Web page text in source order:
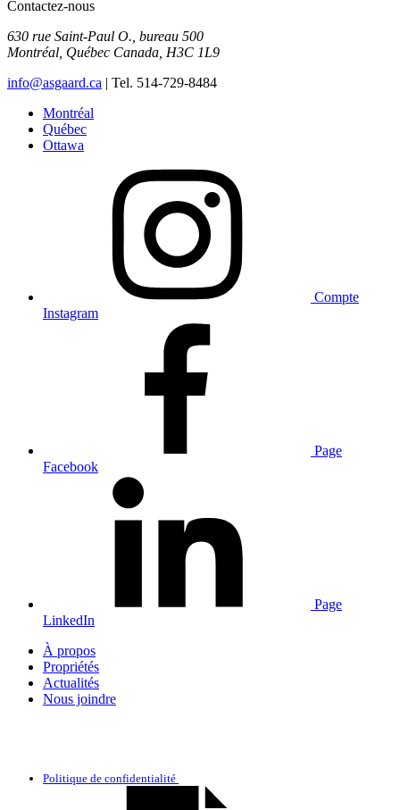
Contactez-nous
630 rue Saint-Paul O., bureau 500
Montréal Québec Canada H3C 1L9
info@asgaard.ca | Tel. 514-729-8484
Montréal
Québec
Ottawa
Compte
Instagram
Page
Facebook
Page
LinkedIn
À propos
Propriétés
Actualités
Nous joindre
Politique de confidentialité